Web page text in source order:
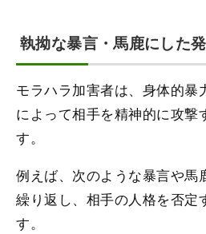
執拗な暴言・馬鹿にした
モラハラ加害者は、身体的暴
によって相手を精神的に攻撃
す。
例えば、次のような暴言や馬
繰り返し、相手の人格を否定
す。